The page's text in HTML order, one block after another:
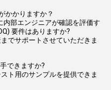
かかりますか？
内部エンジニアが確認を評価す
要件はありますか?
でサポートさせていただきま
できますか?
ト用のサンプルを提供できま